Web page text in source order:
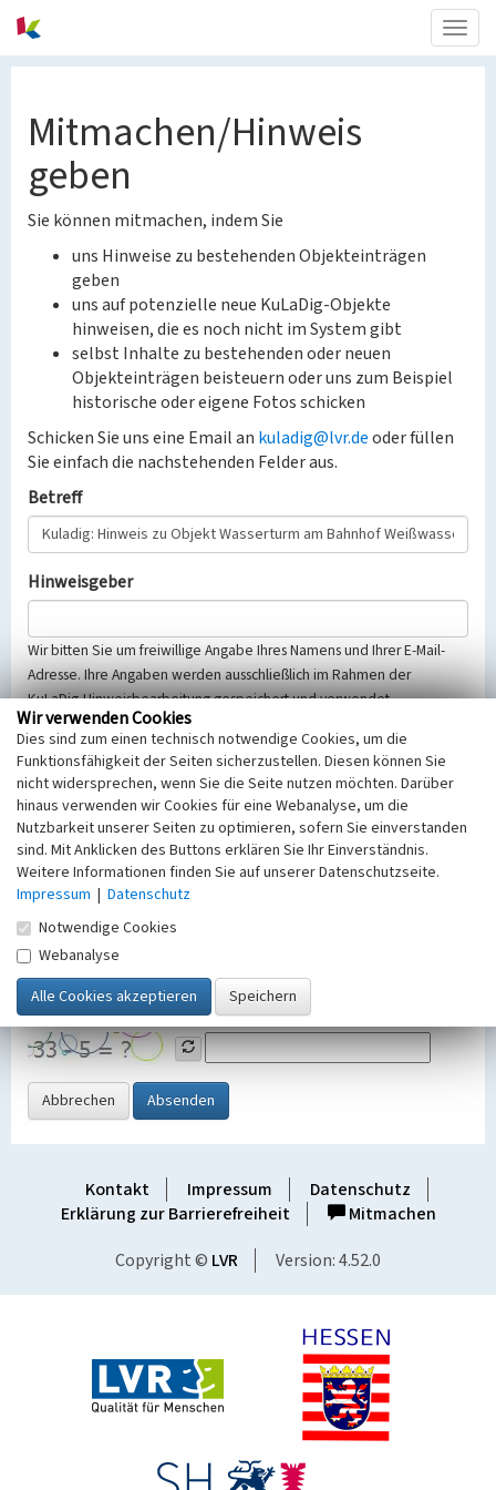
Mitmachen/Hinweis
geben
Sie können mitmachen, indem Sie
uns Hinweise zu bestehenden Objekteinträgen
geben
uns auf potenzielle neue KuLaDig-Objekte
hinweisen, die es noch nicht im System gibt
selbst Inhalte zu bestehenden oder neuen
Objekteinträgen beisteuern oder uns zum Beispiel
historische oder eigene Fotos schicken
Schicken Sie uns eine Email an kuladig@lvr.deoder füllen
Sie einfach die nachstehenden Felder aus.
Betreff
Hinweisgeber
Wir bitten Sie um freiwillige Angabe Ihres Namens und Ihrer E-Mail-
Adresse. Ihre Angaben werden ausschließlich im Rahmen der
KuLaDig-Hinweisbearbeitung gespeichert und verwendet.
Selbstverständlich werden diese entsprechend der Vorschriften des
Telemediengesetzes, des Datenschutzgesetzes NRW und der seit
dem 25.05.2018 gültigen Europäischen Datenschutzgrundverordnung
(EU-DSGVO) vertraulich behandelt, beachten Sie bitte unsere
Hinweise zumDatenschutz
Nachricht
SicherheitsabfrageTragen Sie unten das Rechenergebnis aus der
Grafik ein
Abbrechen Absenden
Kontakt Impressum
Datenschutz
Erklärung zur Barrierefreiheit
Mitmachen
Copyright © LVR Version: 4.52.0
Wir verwenden Cookies
Dies sind zum einen technisch notwendige Cookies, um die
Funktionsfähigkeit der Seiten sicherzustellen. Diesen können Sie
nicht widersprechen, wenn Sie die Seite nutzen möchten. Darüber
hinaus verwenden wir Cookies für eine Webanalyse, um die
Nutzbarkeit unserer Seiten zu optimieren, sofern Sie einverstanden
sind. Mit Anklicken des Buttons erklären Sie Ihr Einverständnis.
Weitere Informationen finden Sie auf unserer Datenschutzseite.
Impressum | Datenschutz
Notwendige Cookies
Webanalyse